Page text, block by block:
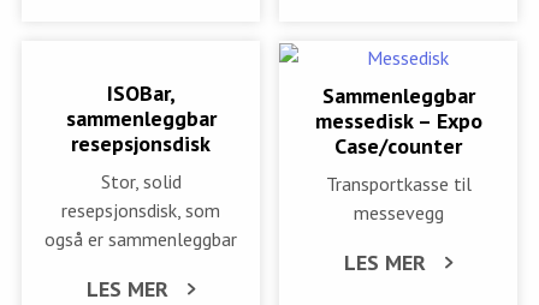
ISOBar,
sammenleggbar
resepsjonsdisk
Stor, solid
resepsjonsdisk, som
også er sammenleggbar
LES MER
Sammenleggbar
messedisk – Expo
Case/counter
Transportkasse til
messevegg
LES MER